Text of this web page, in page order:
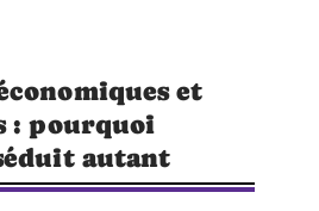
et
: pourquoi
autant